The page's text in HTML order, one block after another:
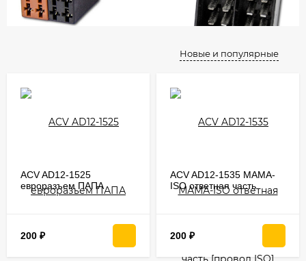
Новые и популярные
ACV AD12-1525
евроразъем ПАПА
200 ₽
ACV AD12-1535 МАМА-
ISO ответная часть
[провод ISO]
200 ₽